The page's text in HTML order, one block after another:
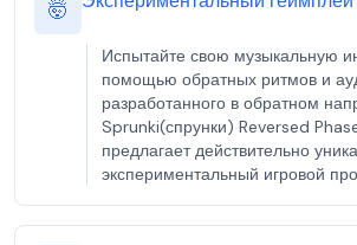
🤯
Испытайте свою музыкальную
помощью обратных ритмов и
разработанного в обратном
Sprunki(спрунки) Reversed
предлагает действительно
экспериментальный игровой